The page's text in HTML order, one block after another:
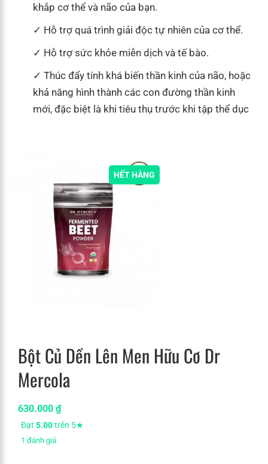
khắp cơ thể và não của bạn.
Hỗ trợ quá trình giải độc tự nhiên của cơ thể.
Hỗ trợ sức khỏe miễn dịch và tế bào.
Thúc đẩy tính khá biến thần kinh của não, hoặc
khả năng hình thành các con đường thần kinh
mới, đặc biệt là khi tiêu thụ trước khi tập thể dục
HẾT HÀNG
Bột Củ Dền Lên Men Hữu Cơ Dr
Mercola
630.000 ₫
Đạt 5.00trên 5★
1 đánh giá